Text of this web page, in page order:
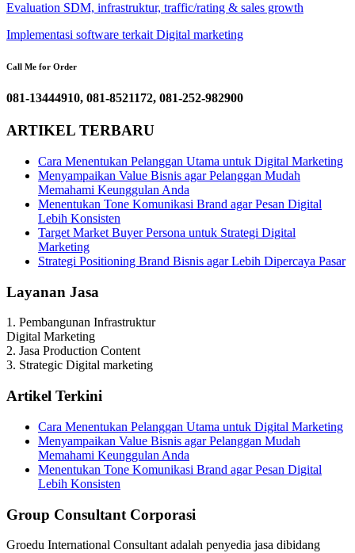
Evaluation SDM, infrastruktur, traffic/rating & sales growth
Implementasi software terkait Digital marketing
Call Me for Order
081-13444910, 081-8521172, 081-252-982900
ARTIKEL TERBARU
Cara Menentukan Pelanggan Utama untuk Digital Marketing
Menyampaikan Value Bisnis agar Pelanggan Mudah
Memahami Keunggulan Anda
Menentukan Tone Komunikasi Brand agar Pesan Digital
Lebih Konsisten
Target Market Buyer Persona untuk Strategi Digital
Marketing
Strategi Positioning Brand Bisnis agar Lebih Dipercaya Pasar
Layanan Jasa
1. Pembangunan Infrastruktur
Digital Marketing
2. Jasa Production Content
3. Strategic Digital marketing
Artikel Terkini
Cara Menentukan Pelanggan Utama untuk Digital Marketing
Menyampaikan Value Bisnis agar Pelanggan Mudah
Memahami Keunggulan Anda
Menentukan Tone Komunikasi Brand agar Pesan Digital
Lebih Konsisten
Group Consultant Corporasi
Groedu International Consultant adalah penyedia jasa dibidang